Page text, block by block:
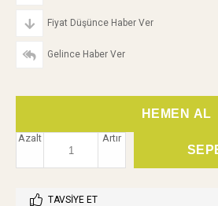
Fiyat Düşünce Haber Ver
Gelince Haber Ver
Artır
Azalt
TAVSIYE ET